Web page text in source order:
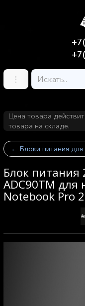
Цена товара
товара на складе.
← Блоки питания для
Блок питания
ADC90TM для
Notebook Pro